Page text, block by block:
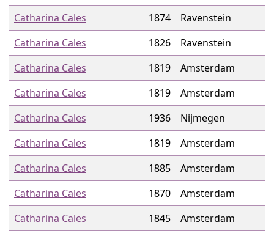
Catharina Cales
1874
Ravenstein
Catharina Cales
1826
Ravenstein
Catharina Cales
1819
Amsterdam
Catharina Cales
1819
Amsterdam
Catharina Cales
1936
Nijmegen
Catharina Cales
1819
Amsterdam
Catharina Cales
1885
Amsterdam
Catharina Cales
1870
Amsterdam
Catharina Cales
1845
Amsterdam